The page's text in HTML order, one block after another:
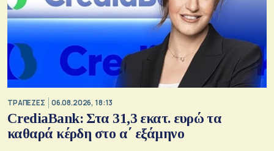
ΤΡΑΠΕΖΕΣ 06.08.2026, 18:13
CrediaBank: Στα 31,3 εκατ. ευρώ τα
καθαρά κέρδη στο α΄ εξάμηνο